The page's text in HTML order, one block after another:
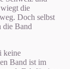
die
Doch selbst
die Band
keine
Band ist im